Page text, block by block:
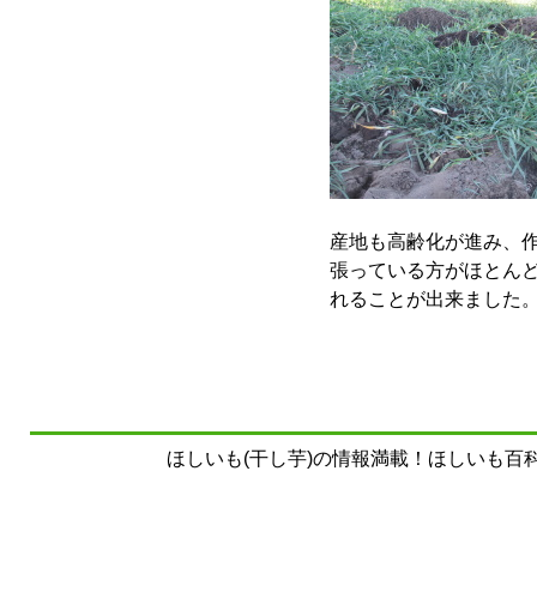
産地も高齢化が進み、
張っている方がほとん
れることが出来ました
ほしいも(干し芋)の情報満載！ほしいも